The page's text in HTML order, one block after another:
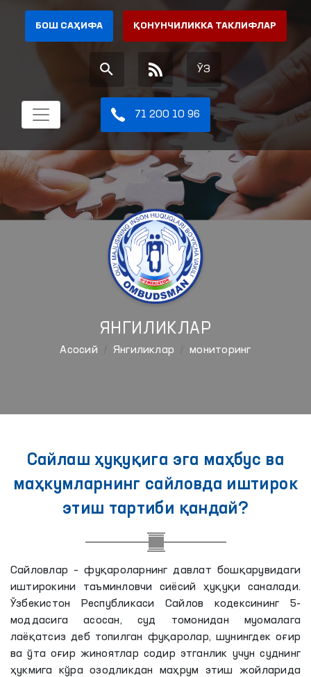
БОШ САҲИФА ҚОНУНЧИЛИККА ТАКЛИФЛАР
ЎЗ
71 200 10 96
ЯНГИЛИКЛАР
Aсосий Янгиликлар мониторинг
Сайлаш ҳуқуқига эга маҳбус ва
маҳкумларнинг сайловда иштирок
этиш тартиби қандай?
Сайловлар – фуқароларнинг давлат бошқарувидаги
иштирокини таъминловчи сиёсий ҳуқуқи саналади.
Ўзбекистон Республикаси Сайлов кодексининг 5-
моддасига асосан, суд томонидан муомалага
лаёқатсиз деб топилган фуқаролар, шунингдек оғир
ва ўта оғир жиноятлар содир этганлик учун суднинг
ҳукмига кўра озодликдан маҳрум этиш жойларида